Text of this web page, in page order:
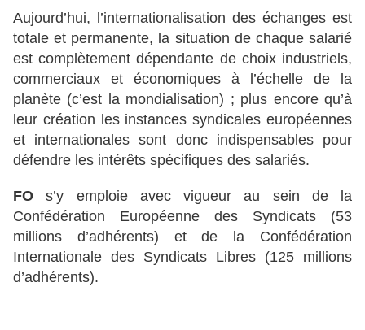
Aujourd’hui, l’internationalisation des échanges est
totale et permanente, la situation de chaque salarié
est complètement dépendante de choix industriels,
commerciaux et économiques à l’échelle de la
planète (c’est la mondialisation) ; plus encore qu’à
leur création les instances syndicales européennes
et internationales sont donc indispensables pour
défendre les intérêts spécifiques des salariés.
FO s’y emploie avec vigueur au sein de la
Confédération Européenne des Syndicats (53
millions d’adhérents) et de la Confédération
Internationale des Syndicats Libres (125 millions
d’adhérents).